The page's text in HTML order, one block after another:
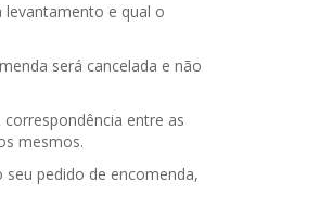
levantamento e qual o
será cancelada e não
entre as
mesmos.
pedido de encomenda,